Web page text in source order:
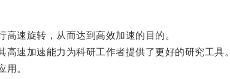
速旋转，从而达到高效加速的目的。
速加速能力为科研工作者提供了更好的研究工具。
。